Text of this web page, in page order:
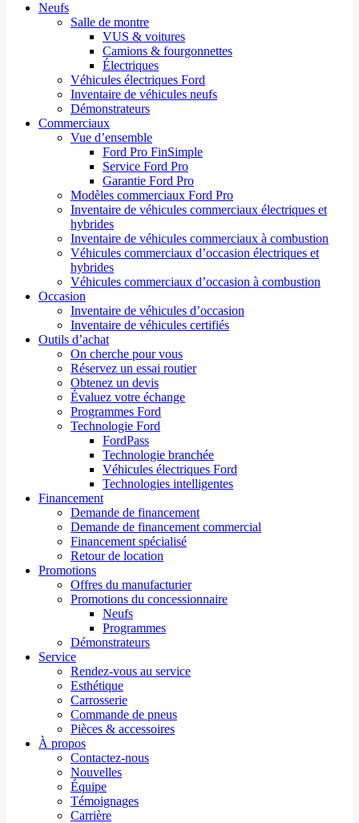
Neufs
Salle de montre
VUS & voitures
Camions & fourgonnettes
Électriques
Véhicules électriques Ford
Inventaire de véhicules neufs
Démonstrateurs
Commerciaux
Vue d’ensemble
Ford Pro FinSimple
Service Ford Pro
Garantie Ford Pro
Modèles commerciaux Ford Pro
Inventaire de véhicules commerciaux électriques et
hybrides
Inventaire de véhicules commerciaux à combustion
Véhicules commerciaux d’occasion électriques et
hybrides
Véhicules commerciaux d’occasion à combustion
Occasion
Inventaire de véhicules d’occasion
Inventaire de véhicules certifiés
Outils d’achat
On cherche pour vous
Réservez un essai routier
Obtenez un devis
Évaluez votre échange
Programmes Ford
Technologie Ford
FordPass
Technologie branchée
Véhicules électriques Ford
Technologies intelligentes
Financement
Demande de financement
Demande de financement commercial
Financement spécialisé
Retour de location
Promotions
Offres du manufacturier
Promotions du concessionnaire
Neufs
Programmes
Démonstrateurs
Service
Rendez-vous au service
Esthétique
Carrosserie
Commande de pneus
Pièces & accessoires
À propos
Contactez-nous
Nouvelles
Équipe
Témoignages
Carrière